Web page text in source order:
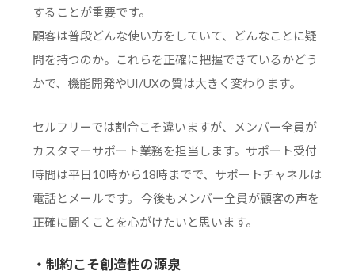
することが重要です。
顧客は普段どんな使い方をしていて、どんなことに疑
問を持つのか。これらを正確に把握できているかどう
かで、機能開発やUI/UXの質は大きく変わります。
セルフリーでは割合こそ違いますが、メンバー全員が
カスタマーサポート業務を担当します。サポート受付
時間は平日10時から18時までで、サポートチャネルは
電話とメールです。 今後もメンバー全員が顧客の声を
正確に聞くことを心がけたいと思います。
・制約こそ創造性の源泉